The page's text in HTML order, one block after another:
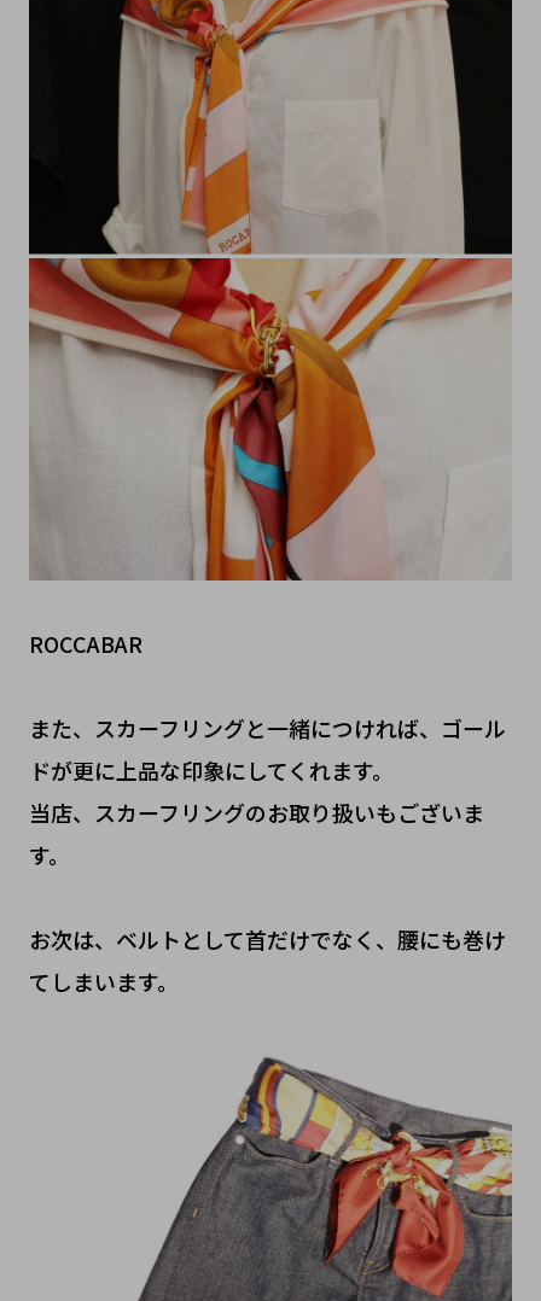
ROCCABAR
また、スカーフリングと一緒につければ、ゴール
ドが更に上品な印象にしてくれます。
当店、スカーフリングのお取り扱いもございま
す。
お次は、ベルトとして首だけでなく、腰にも巻け
てしまいます。